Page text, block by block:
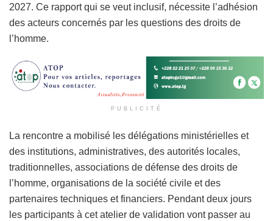
2027. Ce rapport qui se veut inclusif, nécessite l’adhésion
des acteurs concernés par les questions des droits de
l’homme.
PUBLICITÉ
La rencontre a mobilisé les délégations ministérielles et
des institutions, administratives, des autorités locales,
traditionnelles, associations de défense des droits de
l’homme, organisations de la société civile et des
partenaires techniques et financiers. Pendant deux jours
les participants à cet atelier de validation vont passer au